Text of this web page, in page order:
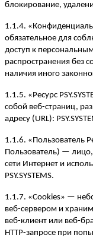
блокирование,
1.1.4.
обязательное для
доступ к
распространения без
наличия иного
1.1.5. «Ресурс
собой веб-страниц,
адресу (URL):
1.1.6. «Пользователь
Пользователь) —
сети Интернет и
PSY.SYSTEMS.
1.1.7. «Cookies» —
веб-сервером и
веб-клиент или веб-
HTTP-запросе при